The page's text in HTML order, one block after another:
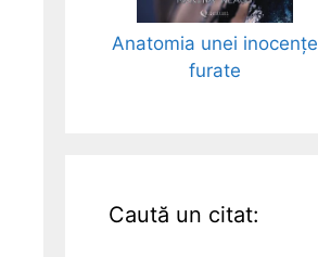
Anatomia unei inocențe
furate
Caută un citat: